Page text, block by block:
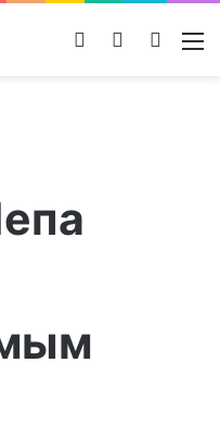
Поиск
Switch
Войти